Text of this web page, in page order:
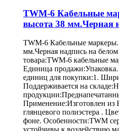
TWM-6 Кабельные
высота 38 мм.Черная
TWM-6 Кабельные
мм.Черная надпись на
товара:TWM-6 кабельные
Единица
единиц для покупки:1.
Поддерживается на
Применение:Изготовлен из
глянцевого полиэстера .
фоне. Особенности:TWM
устойчивы к воздействию